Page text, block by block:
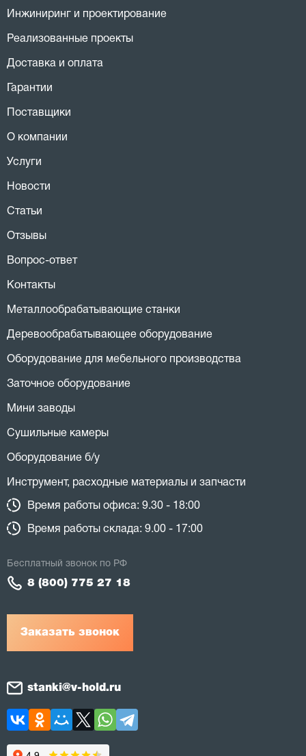
Инжиниринг и проектирование
Реализованные проекты
Доставка и оплата
Гарантии
Поставщики
О компании
Услуги
Новости
Статьи
Отзывы
Вопрос-ответ
Контакты
Металлообрабатывающие станки
Деревообрабатывающее оборудование
Оборудование для мебельного производства
Заточное оборудование
Мини заводы
Сушильные камеры
Оборудование б/у
Инструмент, расходные материалы и запчасти
Время работы офиса: 9.30 - 18:00
Время работы склада: 9.00 - 17:00
Заказать звонок
Бесплатный звонок по РФ
8 (800) 775 27 18
stanki@v-hold.ru